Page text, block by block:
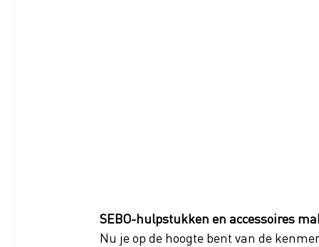
SEBO-hulpstukken en accessoires
Nu je op de hoogte bent van de